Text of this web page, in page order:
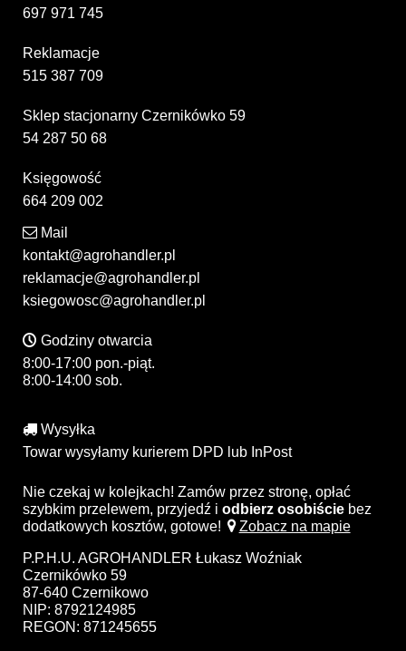
697 971 745
Reklamacje
515 387 709
Sklep stacjonarny Czernikówko 59
54 287 50 68
Księgowość
664 209 002
Mail
kontakt@agrohandler.pl
reklamacje@agrohandler.pl
ksiegowosc@agrohandler.pl
Godziny otwarcia
8:00-17:00 pon.-piąt.
8:00-14:00 sob.
Wysyłka
Towar wysyłamy kurierem DPD lub InPost
Nie czekaj w kolejkach! Zamów przez stronę, opłać
szybkim przelewem, przyjedź i odbierz osobiście bez
dodatkowych kosztów, gotowe!
Zobacz na mapie
P.P.H.U. AGROHANDLER Łukasz Woźniak
Czernikówko 59
87-640 Czernikowo
NIP: 8792124985
REGON: 871245655